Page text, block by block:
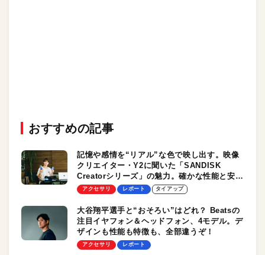
おすすめの記事
記憶や感情を“リアル”な色で映し出す。映像
クリエイター・Y2に聞いた「SANDISK
Creatorシリーズ」の魅力。確かな性能と安心
感、唯一無二のデザインが支えるクリエイテ
アクセサリ レポート タイアップ
大谷翔平選手と“おそろい”はどれ？ Beatsの
注目イヤフォン＆ヘッドフォン、4モデル。デ
ザインも性能も特徴も、全部違うぞ！
アクセサリ レポート